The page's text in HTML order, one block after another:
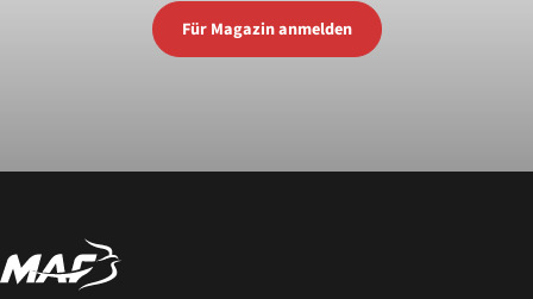
Für Magazin anmelden